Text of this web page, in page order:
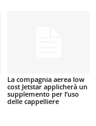
La compagnia aerea low
cost Jetstar applicherà un
supplemento per l’uso
delle cappelliere